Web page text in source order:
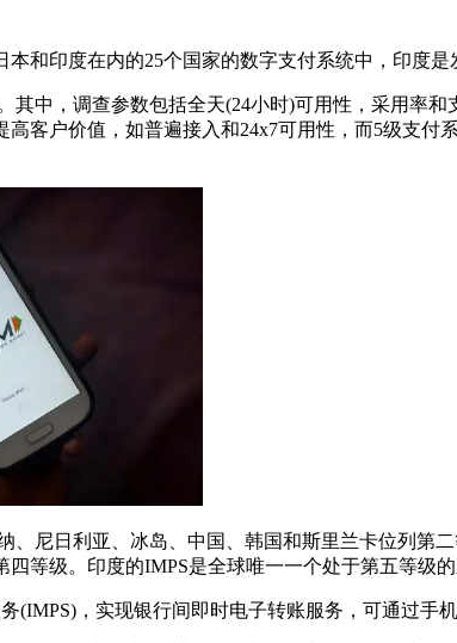
和印度在内的25个国家的数字支付系统中，印度是
中，调查参数包括全天(24小时)可用性，采用率和
客户价值，如普遍接入和24x7可用性，而5级支付
、尼日利亚、冰岛、中国、韩国和斯里兰卡位列第
等级。印度的IMPS是全球唯一一个处于第五等级
，实现银行间即时电子转账服务，可通过手